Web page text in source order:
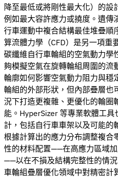
降至最低或將剛性最大化）的設
例如最大容許應力或撓度。遺傳
行車運動中複合結構最佳堆疊順
算流體力學（CFD）是另一項重
碳纖維自行車輪組的空氣動力學
夠模擬空氣在旋轉輪組周圍的流
輪廓如何影響空氣動力阻力與穩
輪組的外部形狀，但內部疊層也
況下打造更複雜、更優化的輪圈
能。HyperSizer 等專業軟體工
計，包括自行車車架以及可能的
根據計算出的應力分布調整複合
性的材料配置——在高應力區域
——以在不損及結構完整性的情
車輪組疊層優化領域中對精密計